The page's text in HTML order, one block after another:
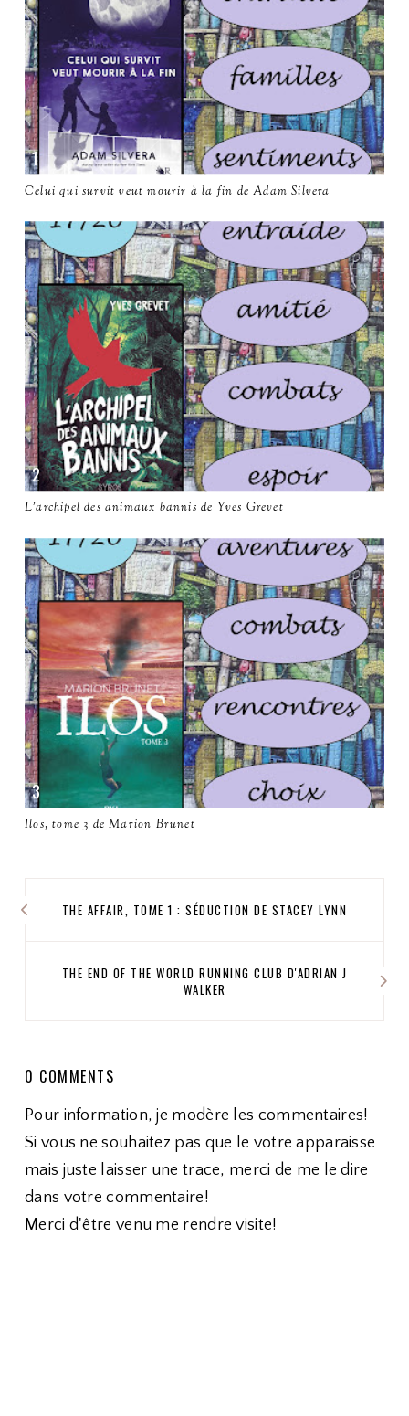
Celui qui survit veut mourir à la fin de Adam Silvera
L'archipel des animaux bannis de Yves Grevet
Ilos, tome 3 de Marion Brunet
THE AFFAIR, TOME 1 : SÉDUCTION DE STACEY LYNN
THE END OF THE WORLD RUNNING CLUB D'ADRIAN J
WALKER
0 COMMENTS
Pour information, je modère les commentaires!
Si vous ne souhaitez pas que le votre apparaisse
mais juste laisser une trace, merci de me le dire
dans votre commentaire!
Merci d'être venu me rendre visite!